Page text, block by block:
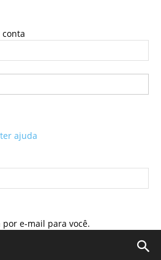
ajuda
e-mail para você.